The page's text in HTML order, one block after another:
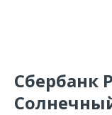
Сбербанк